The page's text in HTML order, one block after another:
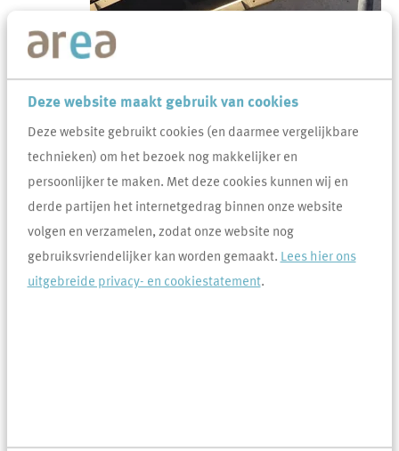
Deze website maakt gebruik van cookies
Deze website gebruikt cookies (en daarmee vergelijkbare
technieken) om het bezoek nog makkelijker en
persoonlijker te maken. Met deze cookies kunnen wij en
derde partijen het internetgedrag binnen onze website
volgen en verzamelen, zodat onze website nog
gebruiksvriendelijker kan worden gemaakt. Lees hier ons
uitgebreide privacy- en cookiestatement.
duurzaamheid. Naast het CO2 besparingsbeleid op energie, door
verduurzamen van verwarmingsinstallaties, gaat Area ook circulair
ondernemen. Binnen de nieuwbouw- en renovatieprojecten streeft
Area naar zoveel mogelijk hergebruik van materialen en toepassen
van biobased materialen. In het regulier onderhoud worden defecte
materialen zoveel mogelijk hersteld in plaats van vervangen.
Door doelen te stellen en hierop te sturen wil Area dat in 2035 de
circulariteit van haar woningbezit met 15% is verbeterd.